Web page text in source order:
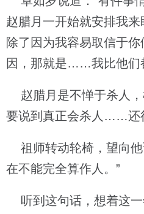
赵腊月一开始就安排我来
除了因为我容易取信于
因，那就是……我比他们
赵腊月是不惮于杀人，
要说到真正会杀人……还
祖师转动轮椅，望向他
在不能完全算作人。”
听到这句话，想着这一